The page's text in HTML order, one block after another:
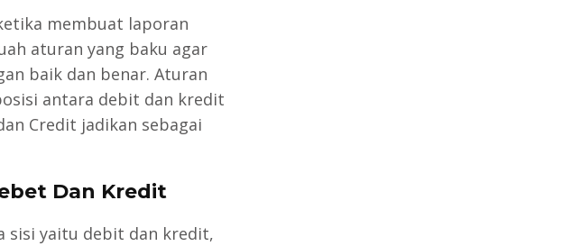
membuat laporan
aturan yang baku agar
baik dan benar. Aturan
antara debit dan kredit
Credit jadikan sebagai
Dan Kredit
sisi yaitu debit dan kredit,